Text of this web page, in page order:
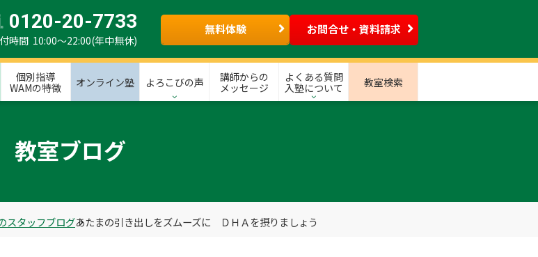
0120-20-7733
時間 10:00～22:00(年中無休)
無料体験 お問合せ・資料請求
個別指導
WAMの特徴
オンライン塾 よろこびの声
講師からの
メッセージ
よくある質問
入塾について
教室検索
教室ブログ
スタッフブログあたまの引き出しをズムーズに ＤＨＡを摂りましょう